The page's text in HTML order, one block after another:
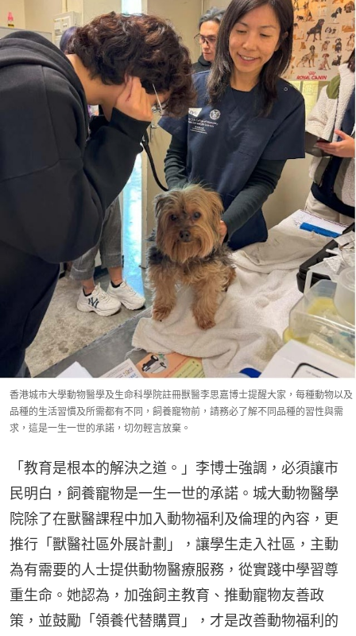
香港城市大學動物醫學及生命科學院註冊獸醫李思嘉博士提醒大家，每種動物以及
品種的生活習慣及所需都有不同，飼養寵物前，請務必了解不同品種的習性與需
求，這是一生一世的承諾，切勿輕言放棄。
「教育是根本的解決之道。」李博士強調，必須讓市
民明白，飼養寵物是一生一世的承諾。城大動物醫學
院除了在獸醫課程中加入動物福利及倫理的內容，更
推行「獸醫社區外展計劃」，讓學生走入社區，主動
為有需要的人士提供動物醫療服務，從實踐中學習尊
重生命。她認為，加強飼主教育、推動寵物友善政
策，並鼓勵「領養代替購買」，才是改善動物福利的